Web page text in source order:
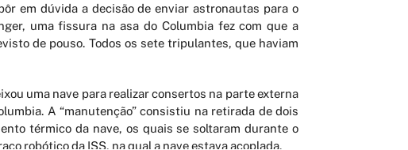
em dúvida a decisão de enviar astronautas para o
uma fissura na asa do Columbia fez com que a
de pouso. Todos os sete tripulantes, que haviam
uma nave para realizar consertos na parte externa
A “manutenção” consistiu na retirada de dois
térmico da nave, os quais se soltaram durante o
robótico da ISS, na qual a nave estava acoplada.